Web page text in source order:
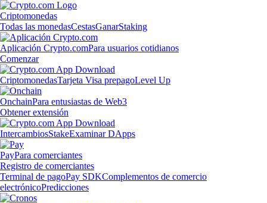
Criptomonedas
Todas las monedasCestasGanarStaking
Aplicación Crypto.comPara usuarios cotidianos
Comenzar
CriptomonedasTarjeta Visa prepagoLevel Up
OnchainPara entusiastas de Web3
Obtener extensión
IntercambiosStakeExaminar DApps
PayPara comerciantes
Registro de comerciantes
Terminal de pagoPay SDKComplementos de comercio
electrónicoPredicciones